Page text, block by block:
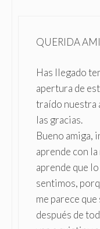
QUERIDA
Has llegado
apertura de
traído nuestra
las gracias.
Bueno amiga,
aprende con
aprende que
sentimos,
me parece que
después de